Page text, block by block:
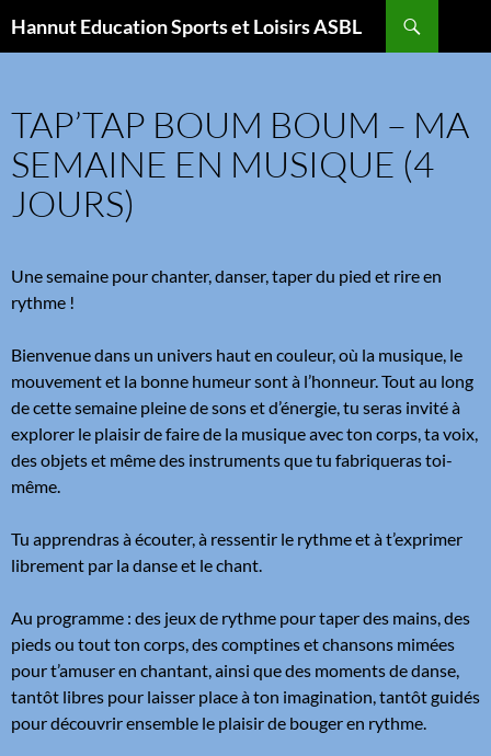
auHannut Education Sports et Loisirs ASBL
TAP’TAP BOUM BOUM – MA
SEMAINE EN MUSIQUE (4
JOURS)
Une semaine pour chanter, danser, taper du pied et rire en
rythme !
Bienvenue dans un univers haut en couleur, où la musique, le
mouvement et la bonne humeur sont à l’honneur. Tout au long
de cette semaine pleine de sons et d’énergie, tu seras invité à
explorer le plaisir de faire de la musique avec ton corps, ta voix,
des objets et même des instruments que tu fabriqueras toi-
même.
Tu apprendras à écouter, à ressentir le rythme et à t’exprimer
librement par la danse et le chant.
Au programme : des jeux de rythme pour taper des mains, des
pieds ou tout ton corps, des comptines et chansons mimées
pour t’amuser en chantant, ainsi que des moments de danse,
tantôt libres pour laisser place à ton imagination, tantôt guidés
pour découvrir ensemble le plaisir de bouger en rythme.